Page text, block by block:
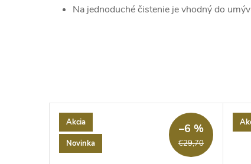
Na jednoduché čistenie je vhodný do
Akcia
Novinka
€29,70
–6 %